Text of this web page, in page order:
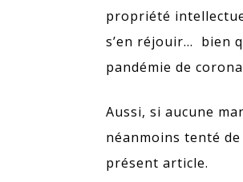
propriété
s’en réjouir… bien
pandémie de
Aussi, si aucune
néanmoins tenté
présent article.